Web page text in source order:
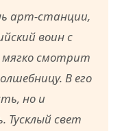
арт-станции,
воин с
смотрит
В его
но и
Тусклый свет